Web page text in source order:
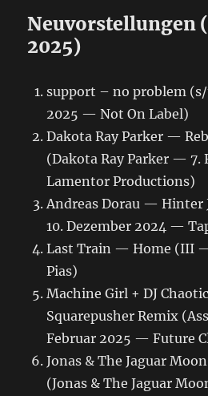
Neuvorstellungen
2025)
support – no problem
2025 — Not On Label)
Dakota Ray Parker —
(Dakota Ray Parker —
Lamentor Productions)
Andreas Dorau — Hinter
10. Dezember 2024 —
Last Train — Home (III
Pias)
Machine Girl + DJ
Squarepusher Remix
Februar 2025 — Future
Jonas & The Jaguar
(Jonas & The Jaguar